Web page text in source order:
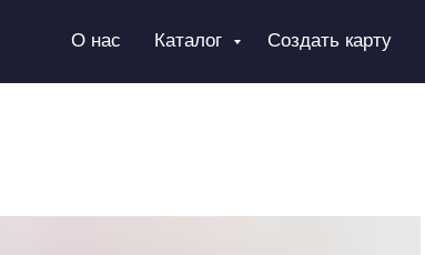
О нас Каталог Создать карту